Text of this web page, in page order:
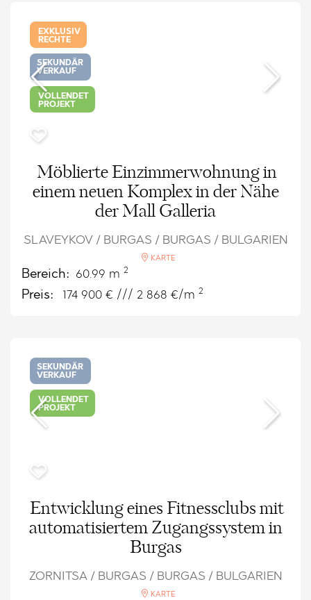
EXKLUSIV
RECHTE
SEKUNDÄR
VERKAUF
VOLLENDET
PROJEKT
Möblierte Einzimmerwohnung in
einem neuen Komplex in der Nähe
der Mall Galleria
SLAVEYKOV / BURGAS / BURGAS / BULGARIEN
KARTE
Bereich: 60.99 m 2
Preis: 174 900 € /// 2 868 €/m 2
SEKUNDÄR
VERKAUF
VOLLENDET
PROJEKT
Entwicklung eines Fitnessclubs mit
automatisiertem Zugangssystem in
Burgas
ZORNITSA / BURGAS / BURGAS / BULGARIEN
KARTE